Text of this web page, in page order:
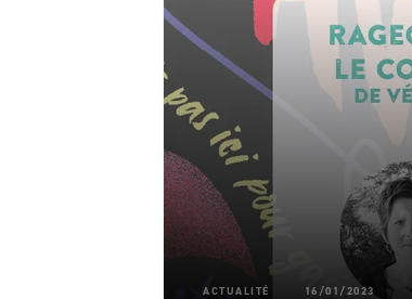
ACTUALITÉ 16/01/2023